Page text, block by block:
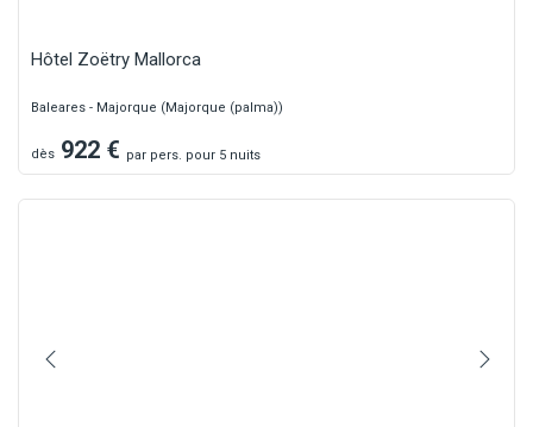
Hôtel Zoëtry Mallorca
Baleares - Majorque (Majorque (palma))
dès 922 € par pers. pour 5 nuits